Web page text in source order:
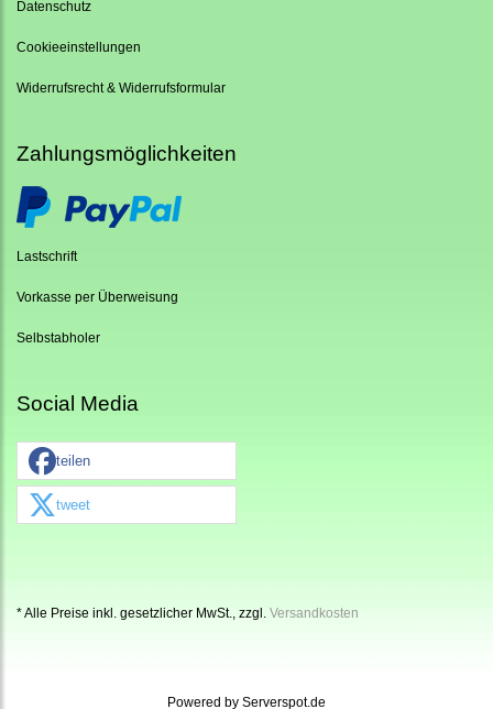
Datenschutz
Cookieeinstellungen
Widerrufsrecht & Widerrufsformular
Zahlungsmöglichkeiten
Lastschrift
Vorkasse per Überweisung
Selbstabholer
Social Media
teilen
tweet
* Alle Preise inkl. gesetzlicher MwSt., zzgl. Versandkosten
Powered by Serverspot.de